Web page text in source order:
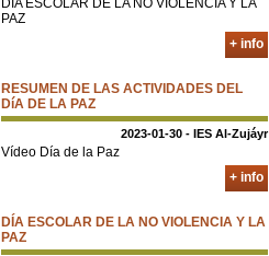
DÍA ESCOLAR DE LA NO VIOLENCIA Y LA
PAZ
+ info
RESUMEN DE LAS ACTIVIDADES DEL
DíA DE LA PAZ
2023-01-30 - IES Al-Zujáyr
Vídeo Día de la Paz
+ info
DÍA ESCOLAR DE LA NO VIOLENCIA Y LA
PAZ